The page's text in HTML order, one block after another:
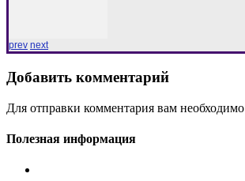
prev next
Добавить комментарий
Для отправки комментария вам необходимо
Полезная информация